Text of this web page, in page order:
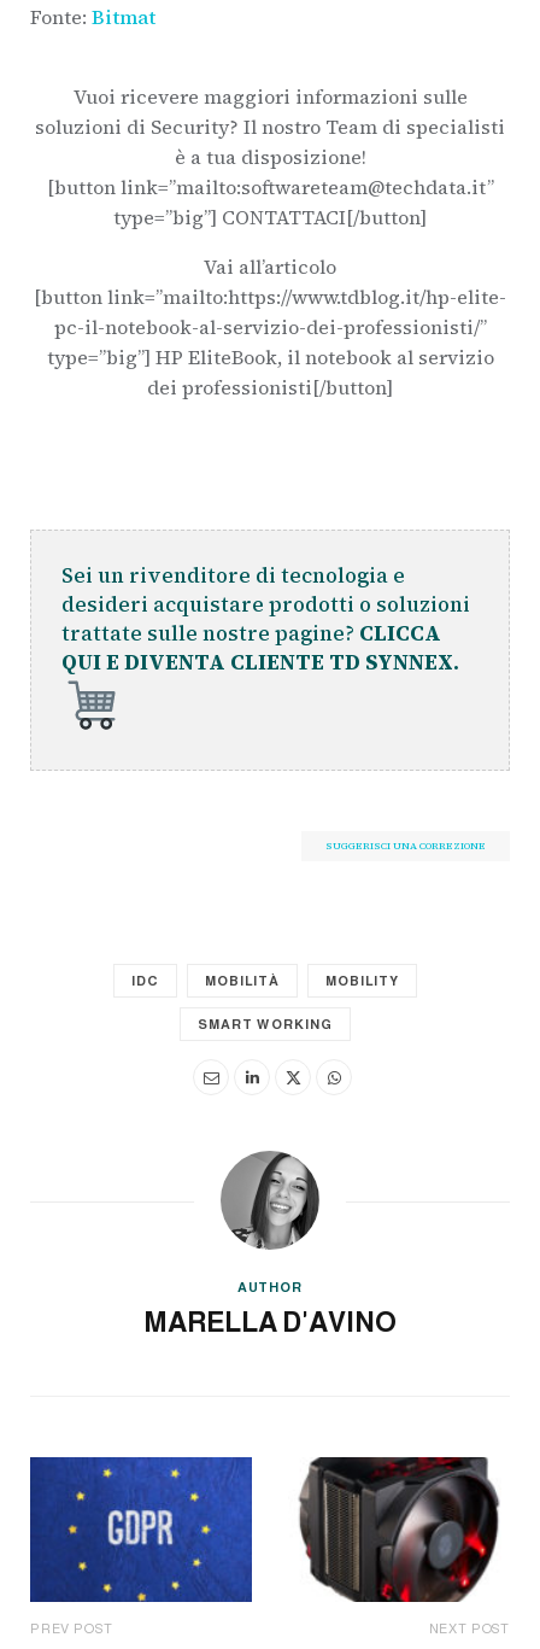
Fonte: Bitmat
Vuoi ricevere maggiori informazioni sulle
soluzioni di Security? Il nostro Team di specialisti
è a tua disposizione!
[button link=”mailto:softwareteam@techdata.it”
type=”big”] CONTATTACI[/button]
Vai all’articolo
[button link=”mailto:https://www.tdblog.it/hp-elite-
pc-il-notebook-al-servizio-dei-professionisti/”
type=”big”] HP EliteBook, il notebook al servizio
dei professionisti[/button]
Sei un rivenditore di tecnologia e
desideri acquistare prodotti o soluzioni
trattate sulle nostre pagine? CLICCA
QUI E DIVENTA CLIENTE TD SYNNEX.
SUGGERISCI UNA CORREZIONE
IDC MOBILITÀ MOBILITY
SMART WORKING
AUTHOR
MARELLA D'AVINO
PREV POST NEXT POST